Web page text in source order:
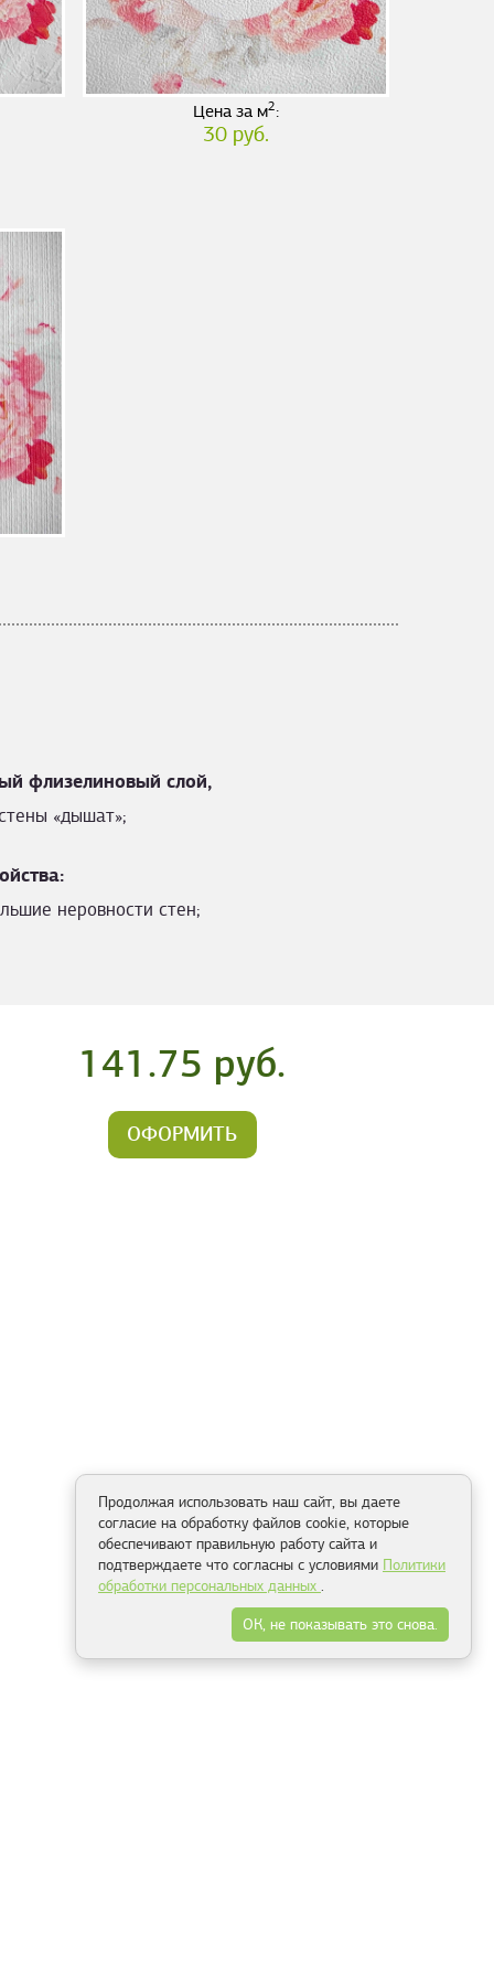
Цена за м2:
30 руб.
флизелиновый слой,
«дышат»;
неровности стен;
141.75 руб.
ОФОРМИТЬ
Продолжая использовать наш сайт, вы даете
согласие на обработку файлов cookie, которые
обеспечивают правильную работу сайта и
подтверждаете что согласны с условиями Политики
обработки персональных данных .
ОК, не показывать это снова.